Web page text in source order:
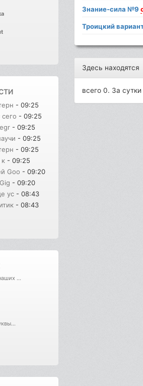
- 09:25
- 09:25
- 09:25
- 09:25
- 09:25
к - 09:25
Goo - 09:20
- 09:20
ус - 08:43
- 08:43
...
Знание-сила №9
Троицкий
Здесь находятся
всего 0. За